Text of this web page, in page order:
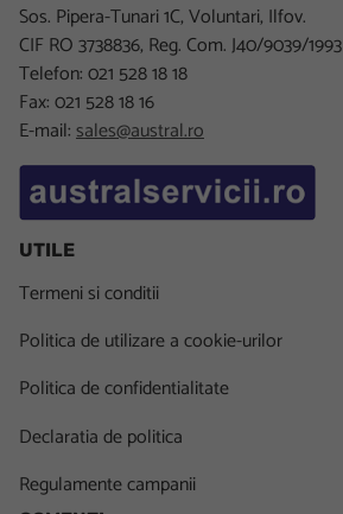
Sos. Pipera-Tunari 1C, Voluntari, Ilfov.
CIF RO 3738836, Reg. Com. J40/9039/1993
Telefon: 021 528 18 18
Fax: 021 528 18 16
E-mail:sales@austral.ro
UTILE
Termeni si conditii
Politica de utilizare a cookie-urilor
Politica de confidentialitate
Declaratia de politica
Regulamente campanii